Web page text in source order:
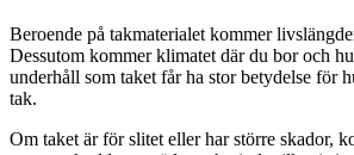
Beroende på takmaterialet kommer
Dessutom kommer klimatet där du bor och
underhåll som taket får ha stor betydelse för
tak.
Om taket är för slitet eller har större skador,